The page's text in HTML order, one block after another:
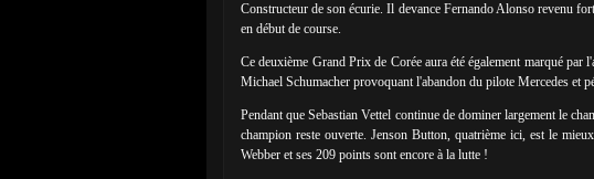
Constructeur de son écurie. Il devance Fernando Alonso revenu
en début de course.
Ce deuxième Grand Prix de Corée aura été également marqué
Michael Schumacher provoquant l'abandon du pilote Mercedes et
Pendant que Sebastian Vettel continue de dominer largement le
champion reste ouverte. Jenson Button, quatrième ici, est le
Webber et ses 209 points sont encore à la lutte !